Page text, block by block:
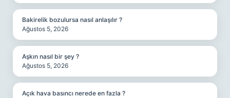
Bakirelik bozulursa nasıl anlaşılır ?
Ağustos 5, 2026
Aşkın nasıl bir şey ?
Ağustos 5, 2026
Açık hava basıncı nerede en fazla ?